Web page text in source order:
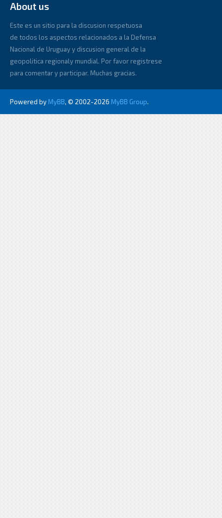
About us
Este es un sitio para la discusion respetuosa
de todos los aspectos relacionados a la Defensa
Nacional de Uruguay y discusion general de la
geopolitica regionaly mundial. Por favor registrese
para comentar y participar. Muchas gracias.
Powered by MyBB, © 2002-2026 MyBB Group.